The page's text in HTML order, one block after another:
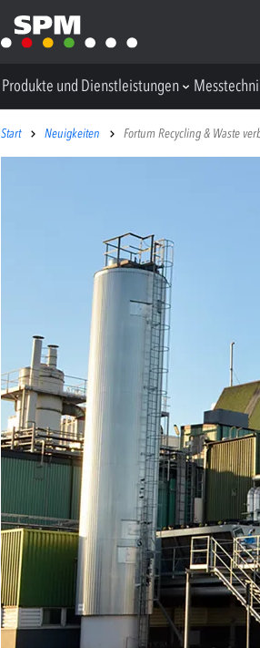
Produkte und Dienstleistungen
Start Neuigkeiten Fortum Recycling & Waste